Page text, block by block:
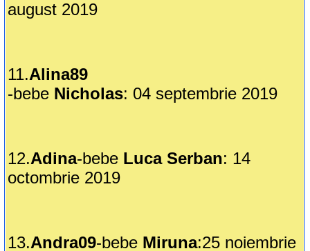
august 2019
11.Alina89
-bebe Nicholas: 04 septembrie 2019
12.Adina-bebe Luca Serban: 14
octombrie 2019
13.Andra09-bebe Miruna:25 noiembrie